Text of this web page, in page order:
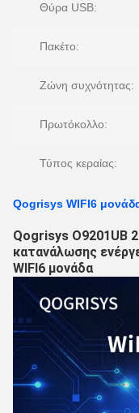
Θύρα USB:
Πακέτο:
Ζώνη συχνότητας:
Πρωτόκολλο:
Τύπος κεραίας:
Qogrisys WIFI6
Qogrisys O9201UB
κατανάλωσης
WIFI6 μονάδα